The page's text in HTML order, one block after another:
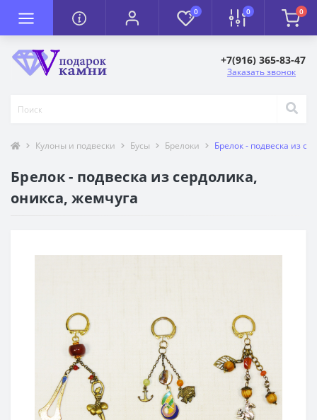
0 0 0
+7(916) 365-83-47
Заказать звонок
Кулоны и подвески Бусы Брелоки Брелок - подвеска из
Брелок - подвеска из сердолика,
оникса, жемчуга